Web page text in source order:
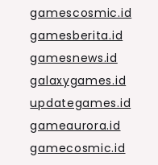
gamescosmic.id
gamesberita.id
gamesnews.id
galaxygames.id
updategames.id
gameaurora.id
gamecosmic.id